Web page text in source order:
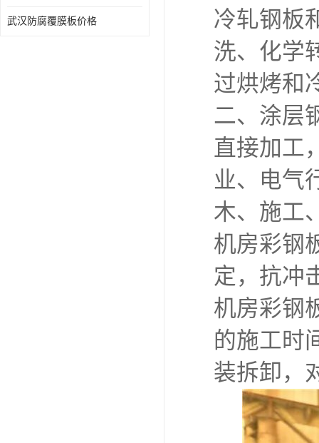
武汉防腐覆膜板价格
冷轧钢板
洗、化学
过烘烤和
二、涂层
直接加工
业、电气
木、施工
机房彩钢
定，抗冲
机房彩钢
的施工时
装拆卸，